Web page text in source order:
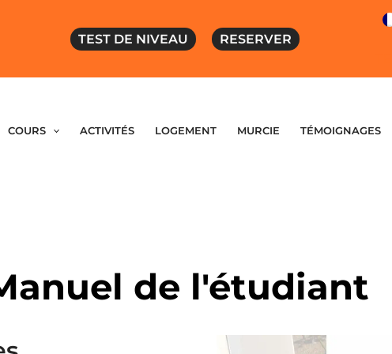
TEST DE NIVEAU RESERVER
COURS ACTIVITÉS LOGEMENT MURCIE TÉMOIGNAGES
de l'étudiant